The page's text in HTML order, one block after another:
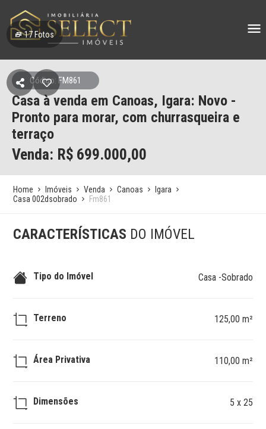
17Fotos
Código: FM861
Casa à venda em Canoas, Igara: Novo -
Pronto para morar, com churrasqueira e
terraço
Venda: R$ 699.000,00
Home Imóveis Venda Canoas
Igara
Casa 002dsobrado
Fm861
CARACTERÍSTICAS DO IMÓVEL
Tipo do Imóvel Casa -Sobrado
Terreno 125,00 m²
Área Privativa 110,00 m²
Dimensões 5 x 25